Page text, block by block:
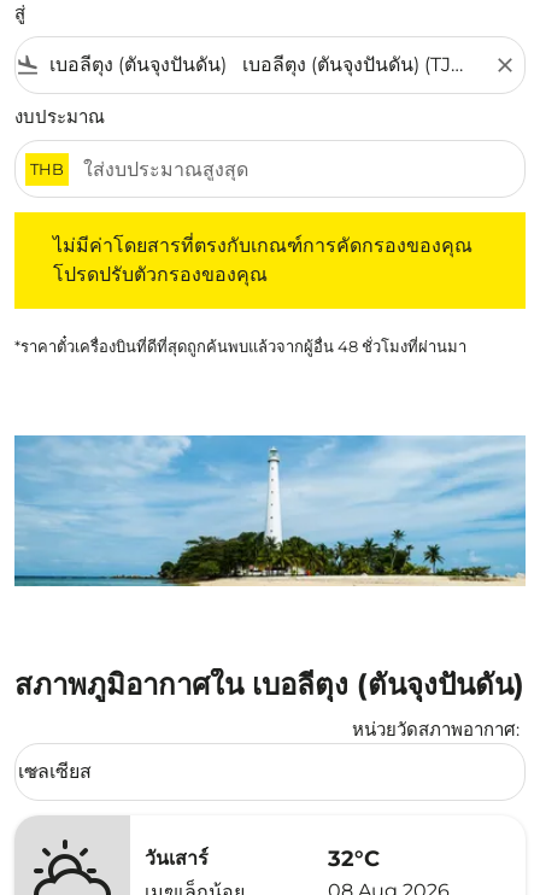
สู่
flight_land close
งบประมาณ
THB
ไม่มีค่าโดยสารที่ตรงกับเกณฑ์การคัดกรองของคุณ
โปรดปรับตัวกรองของคุณ
*ราคาตั๋วเครื่องบินที่ดีที่สุดถูกค้นพบแล้วจากผู้อื่น 48 ชั่วโมงที่ผ่านมา
สภาพภูมิอากาศใน เบอลีตุง (ตันจุงปันดัน)
หน่วยวัดสภาพอากาศ:
Weather unit option เซลเซียส Selected
เซลเซียส
keyboard_arrow_down
วันเสาร์
32°C
08 Aug 2026